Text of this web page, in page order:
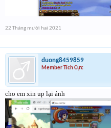
22 Tháng mười hai 2021
duong8459859
Member Tích Cực
cho em xin up lại ảnh